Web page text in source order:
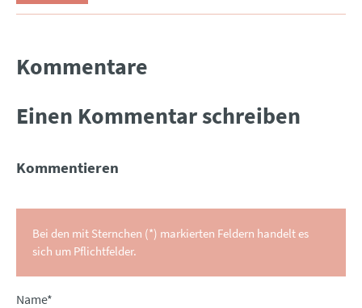
Kommentare
Einen Kommentar schreiben
Kommentieren
Bei den mit Sternchen (*) markierten Feldern handelt es
sich um Pflichtfelder.
Pflichtfeld
Name*